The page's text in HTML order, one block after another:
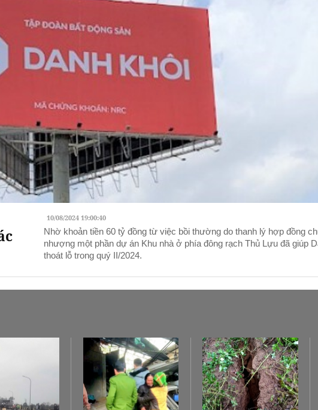
10/08/2024 19:00:40
Nhờ khoản tiền 60 tỷ đồng từ việc bồi thường do thanh lý hợp đồng
nhượng một phần dự án Khu nhà ở phía đông rạch Thủ Lựu đã giúp
thoát lỗ trong quý II/2024.